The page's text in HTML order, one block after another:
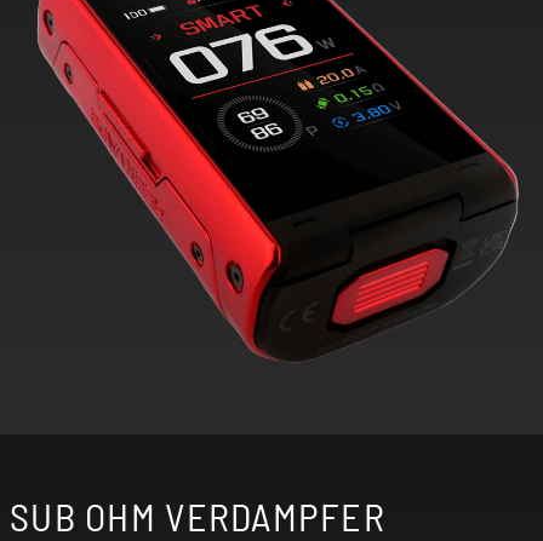
SUB OHM VERDAMPFER